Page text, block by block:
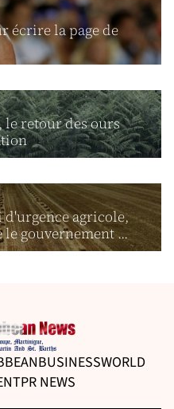
écrire la page de
le retour des ours
d'urgence agricole,
gouvernement ...
BUSINESSWORLD
PR NEWS